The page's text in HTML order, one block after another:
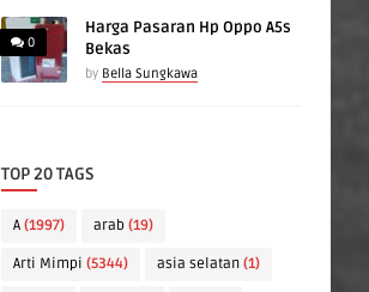
0
Harga Pasaran Hp Oppo A5s
Bekas
by Bella Sungkawa
TOP 20 TAGS
A (1997) arab (19)
Arti Mimpi (5344) asia selatan (1)